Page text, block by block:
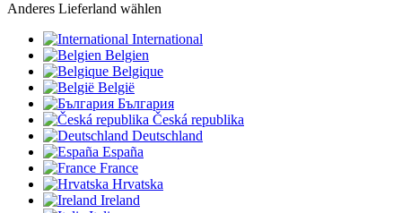
Anderes Lieferland wählen
International
Belgien
Belgique
België
България
Česká republika
Deutschland
España
France
Hrvatska
Ireland